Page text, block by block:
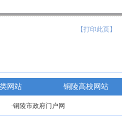
【打印此页】
网站 铜陵高校网站
·铜陵市政府门户网